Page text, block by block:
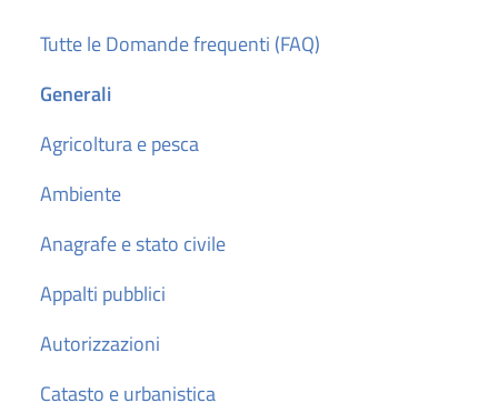
Tutte le Domande frequenti (FAQ)
Generali
Agricoltura e pesca
Ambiente
Anagrafe e stato civile
Appalti pubblici
Autorizzazioni
Catasto e urbanistica